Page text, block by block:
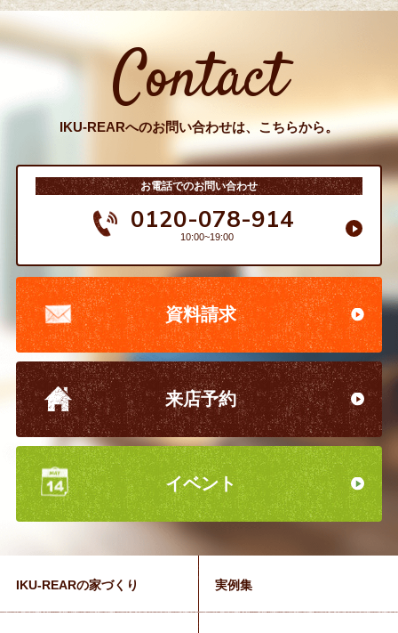
Contact
IKU-REARへのお問い合わせは、こちらから。
お電話でのお問い合わせ
0120-078-914
10:00~19:00
資料請求
来店予約
イベント
IKU-REARの家づくり 実例集